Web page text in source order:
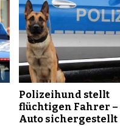
Polizeihund stellt
flüchtigen Fahrer –
Auto sichergestellt